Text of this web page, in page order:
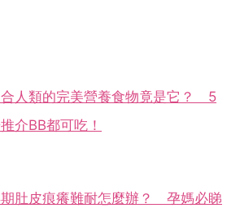
合人類的完美營養食物竟是它？ 5
介BB都可吃！
期肚皮痕癢難耐怎麼辦？ 孕媽必睇